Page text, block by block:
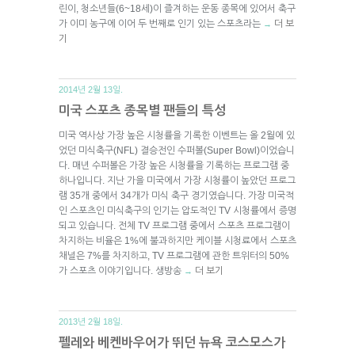
린이, 청소년들(6~18세)이 즐겨하는 운동 종목에 있어서 축구
가 이미 농구에 이어 두 번째로 인기 있는 스포츠라는 → 더 보
기
2014년 2월 13일.
미국 스포츠 종목별 팬들의 특성
미국 역사상 가장 높은 시청률을 기록한 이벤트는 올 2월에 있
었던 미식축구(NFL) 결승전인 수퍼볼(Super Bowl)이었습니
다. 매년 수퍼볼은 가장 높은 시청률을 기록하는 프로그램 중
하나입니다. 지난 가을 미국에서 가장 시청률이 높았던 프로그
램 35개 중에서 34개가 미식 축구 경기였습니다. 가장 미국적
인 스포츠인 미식축구의 인기는 압도적인 TV 시청률에서 증명
되고 있습니다. 전체 TV 프로그램 중에서 스포츠 프로그램이
차지하는 비율은 1%에 불과하지만 케이블 시청료에서 스포츠
채널은 7%를 차지하고, TV 프로그램에 관한 트위터의 50%
가 스포츠 이야기입니다. 생방송 → 더 보기
2013년 2월 18일.
펠레와 베켄바우어가 뛰던 뉴욕 코스모스가